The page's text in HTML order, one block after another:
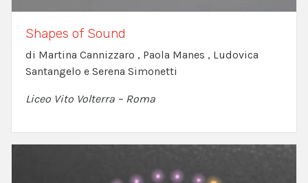
Shapes of Sound
di Martina Cannizzaro , Paola Manes , Ludovica
Santangelo e Serena Simonetti
Liceo Vito Volterra – Roma